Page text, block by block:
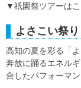
▼祇園祭ツアーはこ
よさこい祭り
高知の夏を彩る「
奔放に踊るエネル
合したパフォーマ